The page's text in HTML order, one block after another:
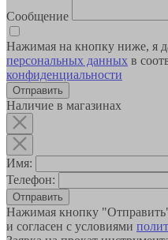
Сообщение
Нажимая на кнопку ниже, я
персональных данных в
конфиденциальности
Наличие в магазинах
Имя:
Телефон:
Отправить
Нажимая кнопку
и согласен с условиями